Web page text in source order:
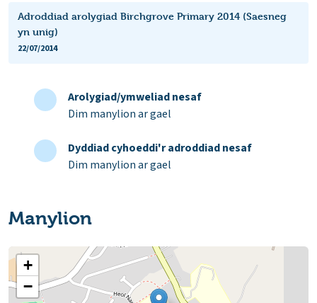
Adroddiad arolygiad Birchgrove Primary 2014 (Saesneg
yn unig)
22/07/2014
Arolygiad/ymweliad nesaf
Dim manylion ar gael
Dyddiad cyhoeddi'r adroddiad nesaf
Dim manylion ar gael
Manylion
+
−